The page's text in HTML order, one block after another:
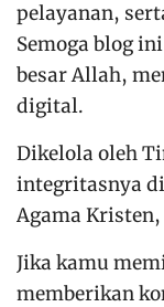
pelayanan,
Semoga blog
besar Allah,
digital.
Dikelola oleh
integritasnya
Agama Kristen,
Jika kamu
memberikan